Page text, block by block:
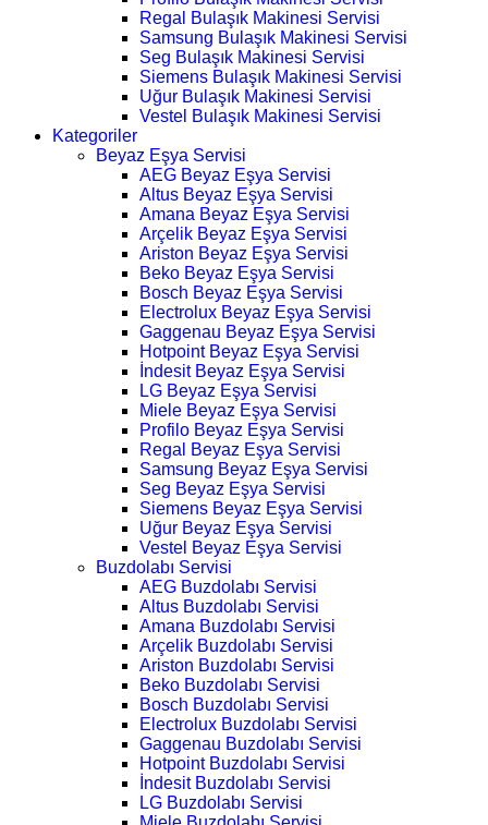
Regal Bulaşık Makinesi Servisi
Samsung Bulaşık Makinesi Servisi
Seg Bulaşık Makinesi Servisi
Siemens Bulaşık Makinesi Servisi
Uğur Bulaşık Makinesi Servisi
Vestel Bulaşık Makinesi Servisi
Kategoriler
Beyaz Eşya Servisi
AEG Beyaz Eşya Servisi
Altus Beyaz Eşya Servisi
Amana Beyaz Eşya Servisi
Arçelik Beyaz Eşya Servisi
Ariston Beyaz Eşya Servisi
Beko Beyaz Eşya Servisi
Bosch Beyaz Eşya Servisi
Electrolux Beyaz Eşya Servisi
Gaggenau Beyaz Eşya Servisi
Hotpoint Beyaz Eşya Servisi
İndesit Beyaz Eşya Servisi
LG Beyaz Eşya Servisi
Miele Beyaz Eşya Servisi
Profilo Beyaz Eşya Servisi
Regal Beyaz Eşya Servisi
Samsung Beyaz Eşya Servisi
Seg Beyaz Eşya Servisi
Siemens Beyaz Eşya Servisi
Uğur Beyaz Eşya Servisi
Vestel Beyaz Eşya Servisi
Buzdolabı Servisi
AEG Buzdolabı Servisi
Altus Buzdolabı Servisi
Amana Buzdolabı Servisi
Arçelik Buzdolabı Servisi
Ariston Buzdolabı Servisi
Beko Buzdolabı Servisi
Bosch Buzdolabı Servisi
Electrolux Buzdolabı Servisi
Gaggenau Buzdolabı Servisi
Hotpoint Buzdolabı Servisi
İndesit Buzdolabı Servisi
LG Buzdolabı Servisi